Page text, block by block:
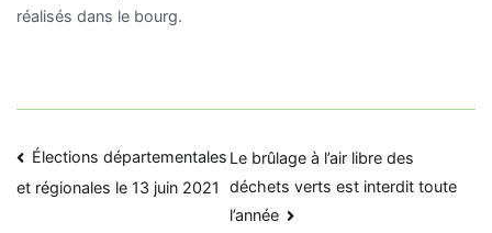
réalisés dans le bourg.
Navigation
de
Élections départementales
et régionales le 13 juin 2021
Le brûlage à l’air libre des
déchets verts est interdit toute
l’année